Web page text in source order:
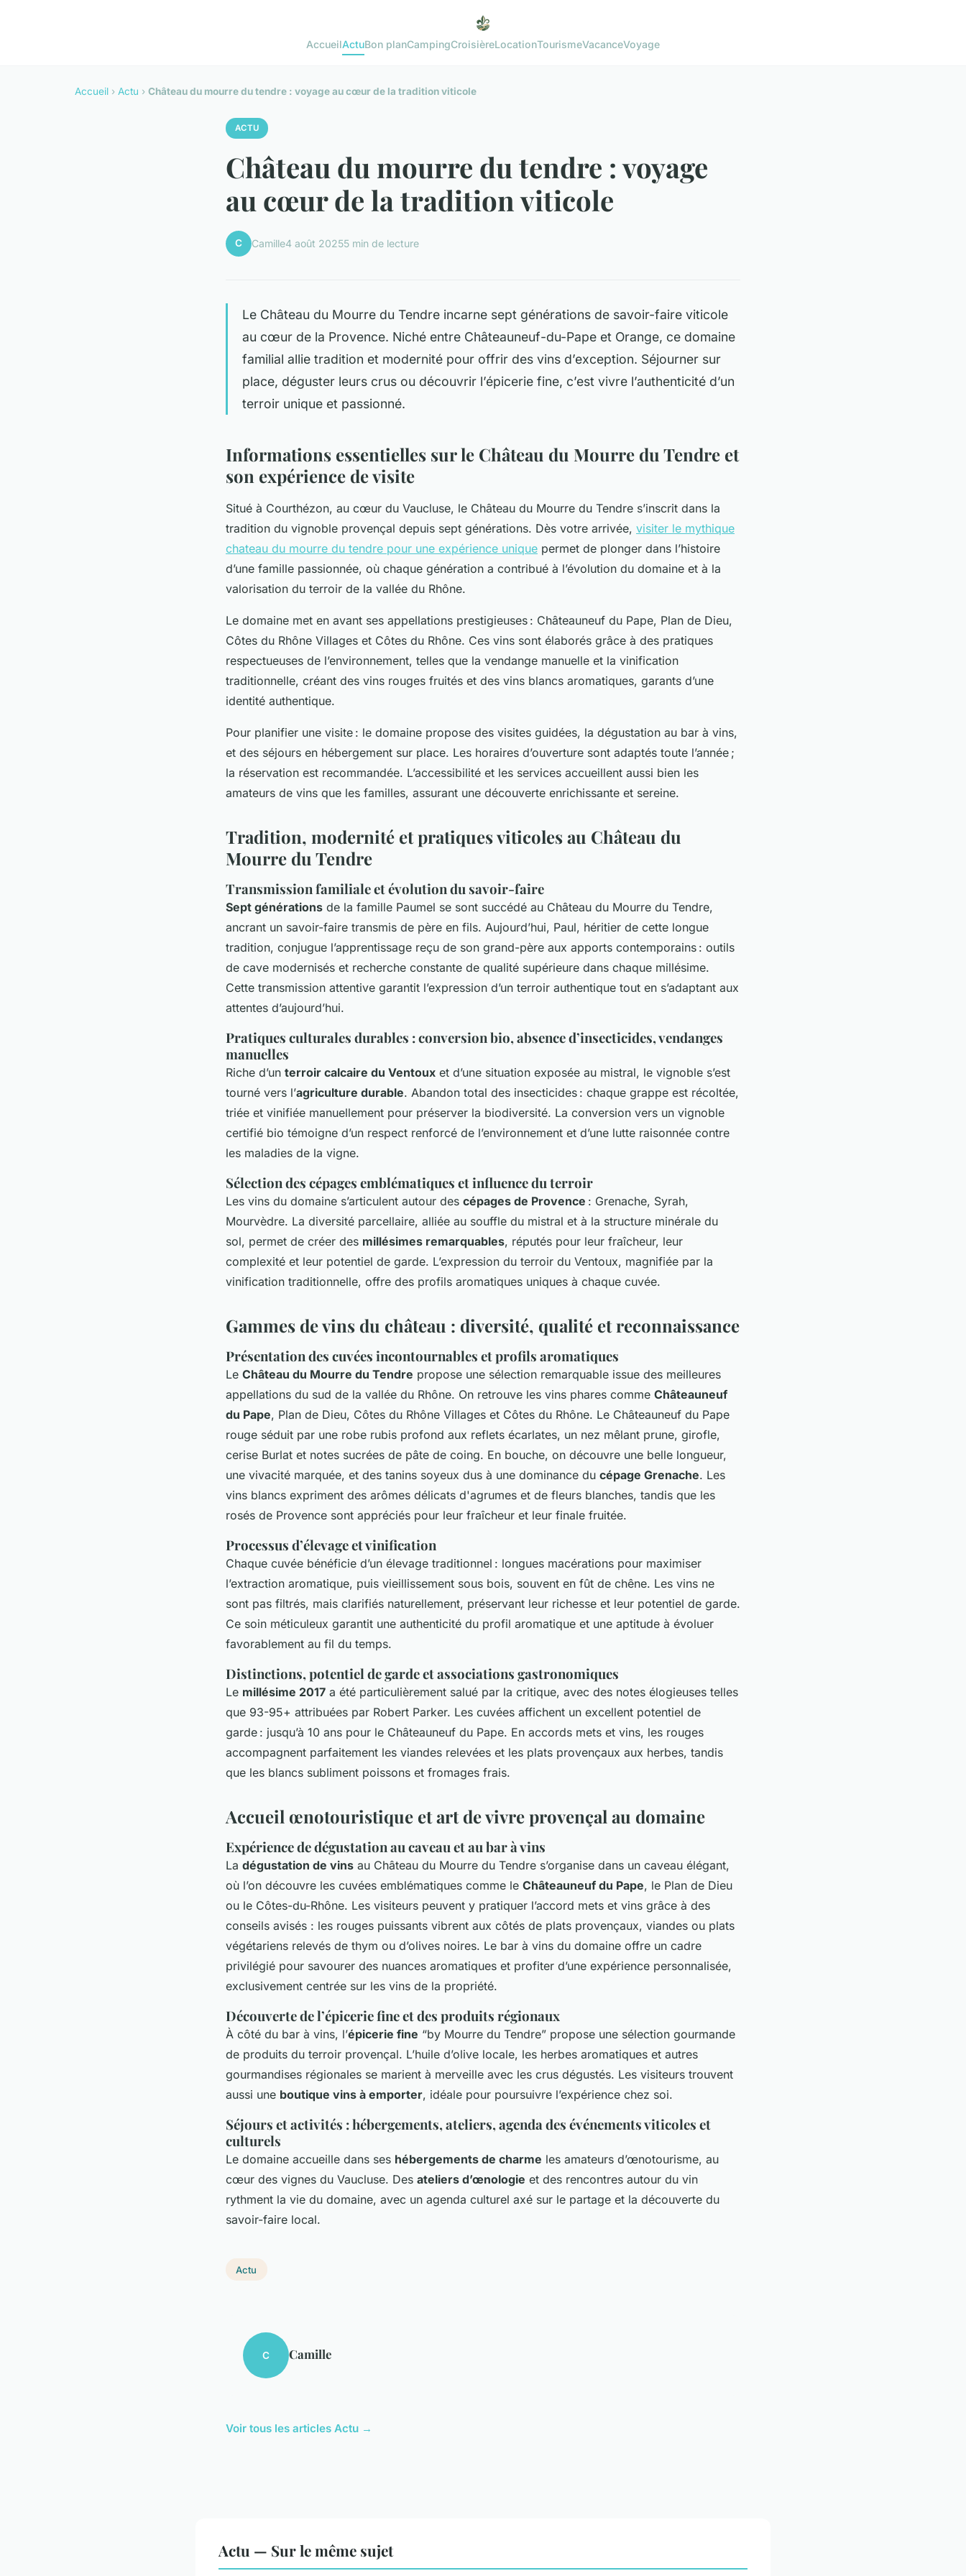
AccueilActuBon planCampingCroisièreLocationTourismeVacanceVoyage
Accueil › Actu › Château du mourre du tendre : voyage au cœur de la tradition viticole
ACTU
Château du mourre du tendre : voyage
au cœur de la tradition viticole
C Camille4 août 20255 min de lecture
Le Château du Mourre du Tendre incarne sept générations de savoir-faire viticole
au cœur de la Provence. Niché entre Châteauneuf-du-Pape et Orange, ce domaine
familial allie tradition et modernité pour offrir des vins d’exception. Séjourner sur
place, déguster leurs crus ou découvrir l’épicerie fine, c’est vivre l’authenticité d’un
terroir unique et passionné.
Informations essentielles sur le Château du Mourre du Tendre et
son expérience de visite
Situé à Courthézon, au cœur du Vaucluse, le Château du Mourre du Tendre s’inscrit dans la
tradition du vignoble provençal depuis sept générations. Dès votre arrivée, visiter le mythique
chateau du mourre du tendre pour une expérience unique permet de plonger dans l’histoire
d’une famille passionnée, où chaque génération a contribué à l’évolution du domaine et à la
valorisation du terroir de la vallée du Rhône.
Le domaine met en avant ses appellations prestigieuses : Châteauneuf du Pape, Plan de Dieu,
Côtes du Rhône Villages et Côtes du Rhône. Ces vins sont élaborés grâce à des pratiques
respectueuses de l’environnement, telles que la vendange manuelle et la vinification
traditionnelle, créant des vins rouges fruités et des vins blancs aromatiques, garants d’une
identité authentique.
Pour planifier une visite : le domaine propose des visites guidées, la dégustation au bar à vins,
et des séjours en hébergement sur place. Les horaires d’ouverture sont adaptés toute l’année ;
la réservation est recommandée. L’accessibilité et les services accueillent aussi bien les
amateurs de vins que les familles, assurant une découverte enrichissante et sereine.
Tradition, modernité et pratiques viticoles au Château du
Mourre du Tendre
Transmission familiale et évolution du savoir-faire
Sept générations de la famille Paumel se sont succédé au Château du Mourre du Tendre,
ancrant un savoir-faire transmis de père en fils. Aujourd’hui, Paul, héritier de cette longue
tradition, conjugue l’apprentissage reçu de son grand-père aux apports contemporains : outils
de cave modernisés et recherche constante de qualité supérieure dans chaque millésime.
Cette transmission attentive garantit l’expression d’un terroir authentique tout en s’adaptant aux
attentes d’aujourd’hui.
Pratiques culturales durables : conversion bio, absence d’insecticides, vendanges
manuelles
Riche d’un terroir calcaire du Ventoux et d’une situation exposée au mistral, le vignoble s’est
tourné vers l’agriculture durable. Abandon total des insecticides : chaque grappe est récoltée,
triée et vinifiée manuellement pour préserver la biodiversité. La conversion vers un vignoble
certifié bio témoigne d’un respect renforcé de l’environnement et d’une lutte raisonnée contre
les maladies de la vigne.
Sélection des cépages emblématiques et influence du terroir
Les vins du domaine s’articulent autour des cépages de Provence : Grenache, Syrah,
Mourvèdre. La diversité parcellaire, alliée au souffle du mistral et à la structure minérale du
sol, permet de créer des millésimes remarquables, réputés pour leur fraîcheur, leur
complexité et leur potentiel de garde. L’expression du terroir du Ventoux, magnifiée par la
vinification traditionnelle, offre des profils aromatiques uniques à chaque cuvée.
Gammes de vins du château : diversité, qualité et reconnaissance
Présentation des cuvées incontournables et profils aromatiques
Le Château du Mourre du Tendre propose une sélection remarquable issue des meilleures
appellations du sud de la vallée du Rhône. On retrouve les vins phares comme Châteauneuf
du Pape, Plan de Dieu, Côtes du Rhône Villages et Côtes du Rhône. Le Châteauneuf du Pape
rouge séduit par une robe rubis profond aux reflets écarlates, un nez mêlant prune, girofle,
cerise Burlat et notes sucrées de pâte de coing. En bouche, on découvre une belle longueur,
une vivacité marquée, et des tanins soyeux dus à une dominance du cépage Grenache. Les
vins blancs expriment des arômes délicats d'agrumes et de fleurs blanches, tandis que les
rosés de Provence sont appréciés pour leur fraîcheur et leur finale fruitée.
Processus d’élevage et vinification
Chaque cuvée bénéficie d’un élevage traditionnel : longues macérations pour maximiser
l’extraction aromatique, puis vieillissement sous bois, souvent en fût de chêne. Les vins ne
sont pas filtrés, mais clarifiés naturellement, préservant leur richesse et leur potentiel de garde.
Ce soin méticuleux garantit une authenticité du profil aromatique et une aptitude à évoluer
favorablement au fil du temps.
Distinctions, potentiel de garde et associations gastronomiques
Le millésime 2017 a été particulièrement salué par la critique, avec des notes élogieuses telles
que 93-95+ attribuées par Robert Parker. Les cuvées affichent un excellent potentiel de
garde : jusqu’à 10 ans pour le Châteauneuf du Pape. En accords mets et vins, les rouges
accompagnent parfaitement les viandes relevées et les plats provençaux aux herbes, tandis
que les blancs subliment poissons et fromages frais.
Accueil œnotouristique et art de vivre provençal au domaine
Expérience de dégustation au caveau et au bar à vins
La dégustation de vins au Château du Mourre du Tendre s’organise dans un caveau élégant,
où l’on découvre les cuvées emblématiques comme le Châteauneuf du Pape, le Plan de Dieu
ou le Côtes-du-Rhône. Les visiteurs peuvent y pratiquer l’accord mets et vins grâce à des
conseils avisés : les rouges puissants vibrent aux côtés de plats provençaux, viandes ou plats
végétariens relevés de thym ou d’olives noires. Le bar à vins du domaine offre un cadre
privilégié pour savourer des nuances aromatiques et profiter d’une expérience personnalisée,
exclusivement centrée sur les vins de la propriété.
Découverte de l’épicerie fine et des produits régionaux
À côté du bar à vins, l’épicerie fine “by Mourre du Tendre” propose une sélection gourmande
de produits du terroir provençal. L’huile d’olive locale, les herbes aromatiques et autres
gourmandises régionales se marient à merveille avec les crus dégustés. Les visiteurs trouvent
aussi une boutique vins à emporter, idéale pour poursuivre l’expérience chez soi.
Séjours et activités : hébergements, ateliers, agenda des événements viticoles et
culturels
Le domaine accueille dans ses hébergements de charme les amateurs d’œnotourisme, au
cœur des vignes du Vaucluse. Des ateliers d’œnologie et des rencontres autour du vin
rythment la vie du domaine, avec un agenda culturel axé sur le partage et la découverte du
savoir-faire local.
Actu
C Camille
Voir tous les articles Actu →
Actu — Sur le même sujet